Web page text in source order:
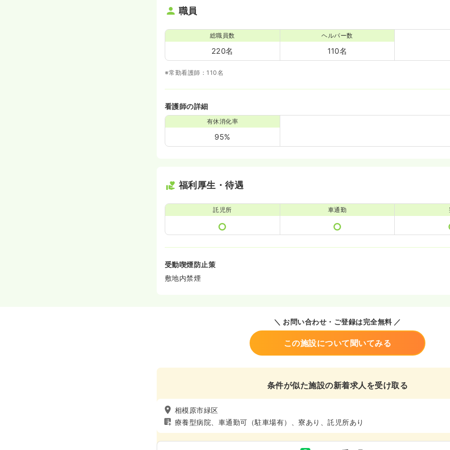
職員
総職員数
220名
ヘルパー数
110名
※常勤看護師：110名
看護師の詳細
有休消化率
95%
福利厚生・待遇
託児所 車通勤
受動喫煙防止策
敷地内禁煙
＼ お問い合わせ・ご登録は完全無料 ／
この施設について聞いてみる
条件が似た施設の新着求人を受け取る
相模原市緑区
療養型病院、車通勤可（駐車場有）、寮あり、託児所あり